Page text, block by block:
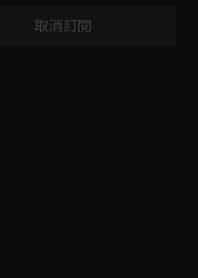
取消訂閱